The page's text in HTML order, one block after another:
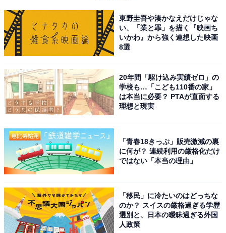
東野圭吾や湊かなえだけじゃな
い、「業と罪」を描く『映画ち
いかわ』から強く連想した映画
8選
20年間「駆け込み実績ゼロ」の
学校も…「こども110番の家」
は本当に必要？ PTAが直面する
理想と現実
「青春18きっぷ」販売激減の裏
に何が？ 連続利用の厳格化だけ
ではない「本当の理由」
「移民」に冷たいのはどっちな
のか？ スイスの厳格過ぎる学歴
選別と、日本の曖昧過ぎる外国
人政策